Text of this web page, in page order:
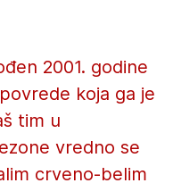
2001. godine
koja ga je
tim u
vredno se
crveno-belim